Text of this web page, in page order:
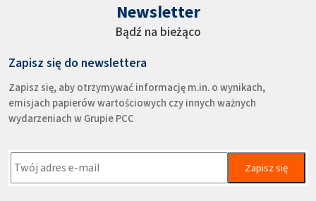
Newsletter
Bądź na bieżąco
Zapisz się do newslettera
Zapisz się, aby otrzymywać informację m.in. o wynikach,
emisjach papierów wartościowych czy innych ważnych
wydarzeniach w Grupie PCC
Zapisz się